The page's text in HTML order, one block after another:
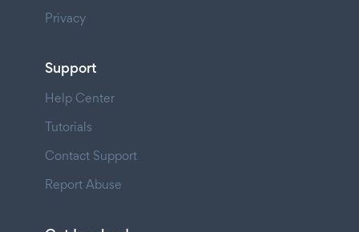
Privacy
Support
Help Center
Tutorials
Contact Support
Report Abuse